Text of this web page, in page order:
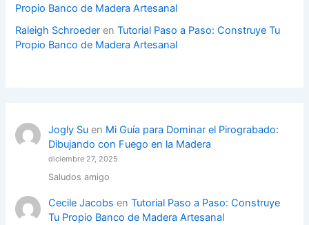
Propio Banco de Madera Artesanal
Raleigh Schroeder enTutorial Paso a Paso: Construye Tu
Propio Banco de Madera Artesanal
Jogly Suen Mi Guía para Dominar el Pirograbado:
Dibujando con Fuego en la Madera
diciembre 27, 2025
Saludos amigo
Cecile Jacobs en Tutorial Paso a Paso: Construye
Tu Propio Banco de Madera Artesanal